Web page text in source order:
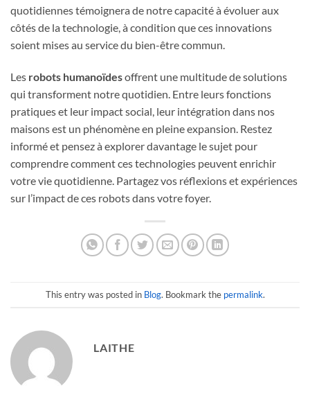
quotidiennes témoignera de notre capacité à évoluer aux
côtés de la technologie, à condition que ces innovations
soient mises au service du bien-être commun.
Les robots humanoïdesoffrent une multitude de solutions
qui transforment notre quotidien. Entre leurs fonctions
pratiques et leur impact social, leur intégration dans nos
maisons est un phénomène en pleine expansion. Restez
informé et pensez à explorer davantage le sujet pour
comprendre comment ces technologies peuvent enrichir
votre vie quotidienne. Partagez vos réflexions et expériences
sur l’impact de ces robots dans votre foyer.
This entry was posted in Blog. Bookmark the permalink.
LAITHE